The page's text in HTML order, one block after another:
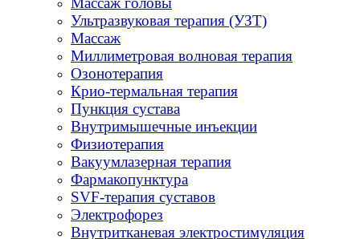
Ультразвуковая терапия (УЗТ)
Массаж
Миллиметровая волновая терапия
Озонотерапия
Крио-термальная терапия
Пункция сустава
Внутримышечные инъекции
Физиотерапия
Вакуумлазерная терапия
Фармакопунктура
SVF-терапия суставов
Электрофорез
Внутритканевая электростимуляция